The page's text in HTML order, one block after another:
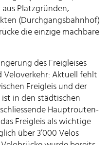
Platzgründen,
(Durchgangsbahnhof)
die einzige machbare
des Freigleises
Veloverkehr: Aktuell fehlt
Freigleis und der
ist in den städtischen
Hauptrouten-
Freigleis als wichtige
über 3’000 Velos